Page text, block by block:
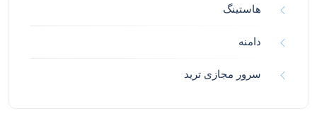
هاستینگ
دامنه
سرور مجازی ترید